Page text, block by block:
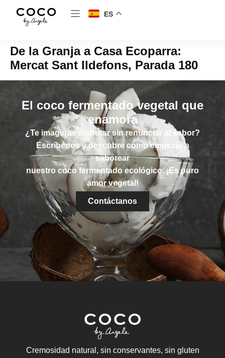
ES
De la Granja a Casa Ecoparra:
Mercat Sant Ildefons, Parada 180
El coco fermentado vegetal que
enamora
¿Te imaginas disfrutar sin renunciar al sabor?
Escríbenos y descubre cómo empezar a
saborear
nuestro coco fermentado ecológico. ¡Es puro
amor vegetal!
Contáctanos
Cremosidad natural, sin conservantes, sin gluten